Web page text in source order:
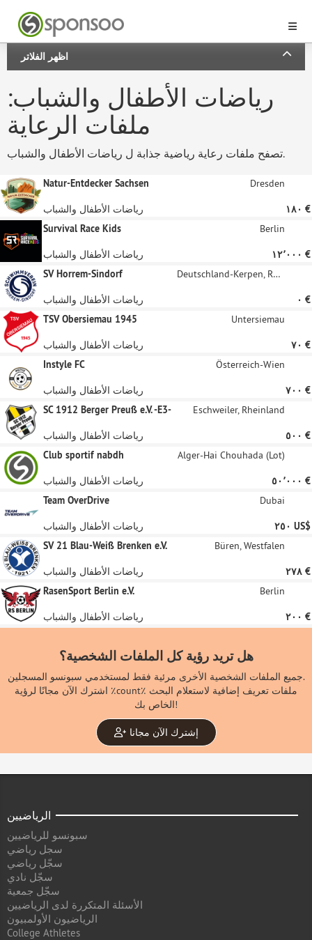
اظهر الفلاتر
رياضات الأطفال والشباب:
ملفات الرعاية
تصفح ملفات رعاية رياضية جذابة ل رياضات الأطفال والشباب.
Natur-Entdecker Sachsen Dresden
رياضات الأطفال والشباب
‏١٨٠ €
Survival Race Kids
Berlin
رياضات الأطفال والشباب
‏١٢٬٠٠٠ €
SV Horrem-Sindorf
Deutschland-Kerpen, Rheinland
رياضات الأطفال والشباب
‏٠ €
TSV Obersiemau 1945
Untersiemau
رياضات الأطفال والشباب
‏٧٠ €
Instyle FC
Österreich-Wien
رياضات الأطفال والشباب
‏٧٠٠ €
SC 1912 Berger Preuß e.V. -E3-
Eschweiler, Rheinland
رياضات الأطفال والشباب
‏٥٠٠ €
Club sportif nabdh
Alger-Hai Chouhada (Lot)
رياضات الأطفال والشباب
‏٥٠٬٠٠٠ €
Team OverDrive
Dubai
رياضات الأطفال والشباب
‏٢٥٠ US$
SV 21 Blau-Weiß Brenken e.V.
Büren, Westfalen
رياضات الأطفال والشباب
‏٢٧٨ €
RasenSport Berlin e.V.
Berlin
رياضات الأطفال والشباب ‏٢٠٠ €
هل تريد رؤية كل الملفات الشخصية؟
جميع الملفات الشخصية الأخرى مرئية فقط لمستخدمي سبونسو المسجلين.
اشترك الآن مجانًا لرؤية ٪count٪ ملفات تعريف إضافية لاستعلام البحث
الخاص بك!
إشترك الآن مجانا
الرياضيين
سبونسو للرياضيين
سجل رياضي
سجّل رياضي
سجّل نادي
سجّل جمعية
الأسئلة المتكررة لدى الرياضيين
الرياضيون الأولمبيون
College Athletes